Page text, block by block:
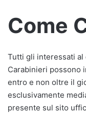
Come
Tutti gli interessati al
Carabinieri possono
entro e non oltre il
esclusivamente
presente sul sito